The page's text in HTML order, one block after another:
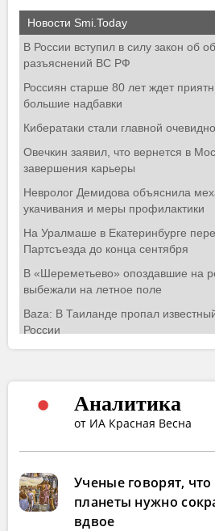
Аналитика
от ИА Красная Весна
Ученые говорят, что
планеты нужно
вдвое